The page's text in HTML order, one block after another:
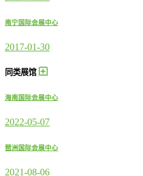
南宁国际会展中心
2017-01-30
同类展馆
海南国际会展中心
2022-05-07
琶洲国际会展中心
2021-08-06